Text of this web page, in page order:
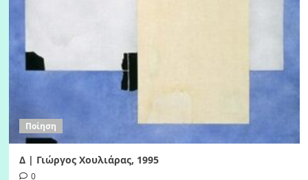
Ποίηση
Δ | Γιώργος Χουλιάρας, 1995
0